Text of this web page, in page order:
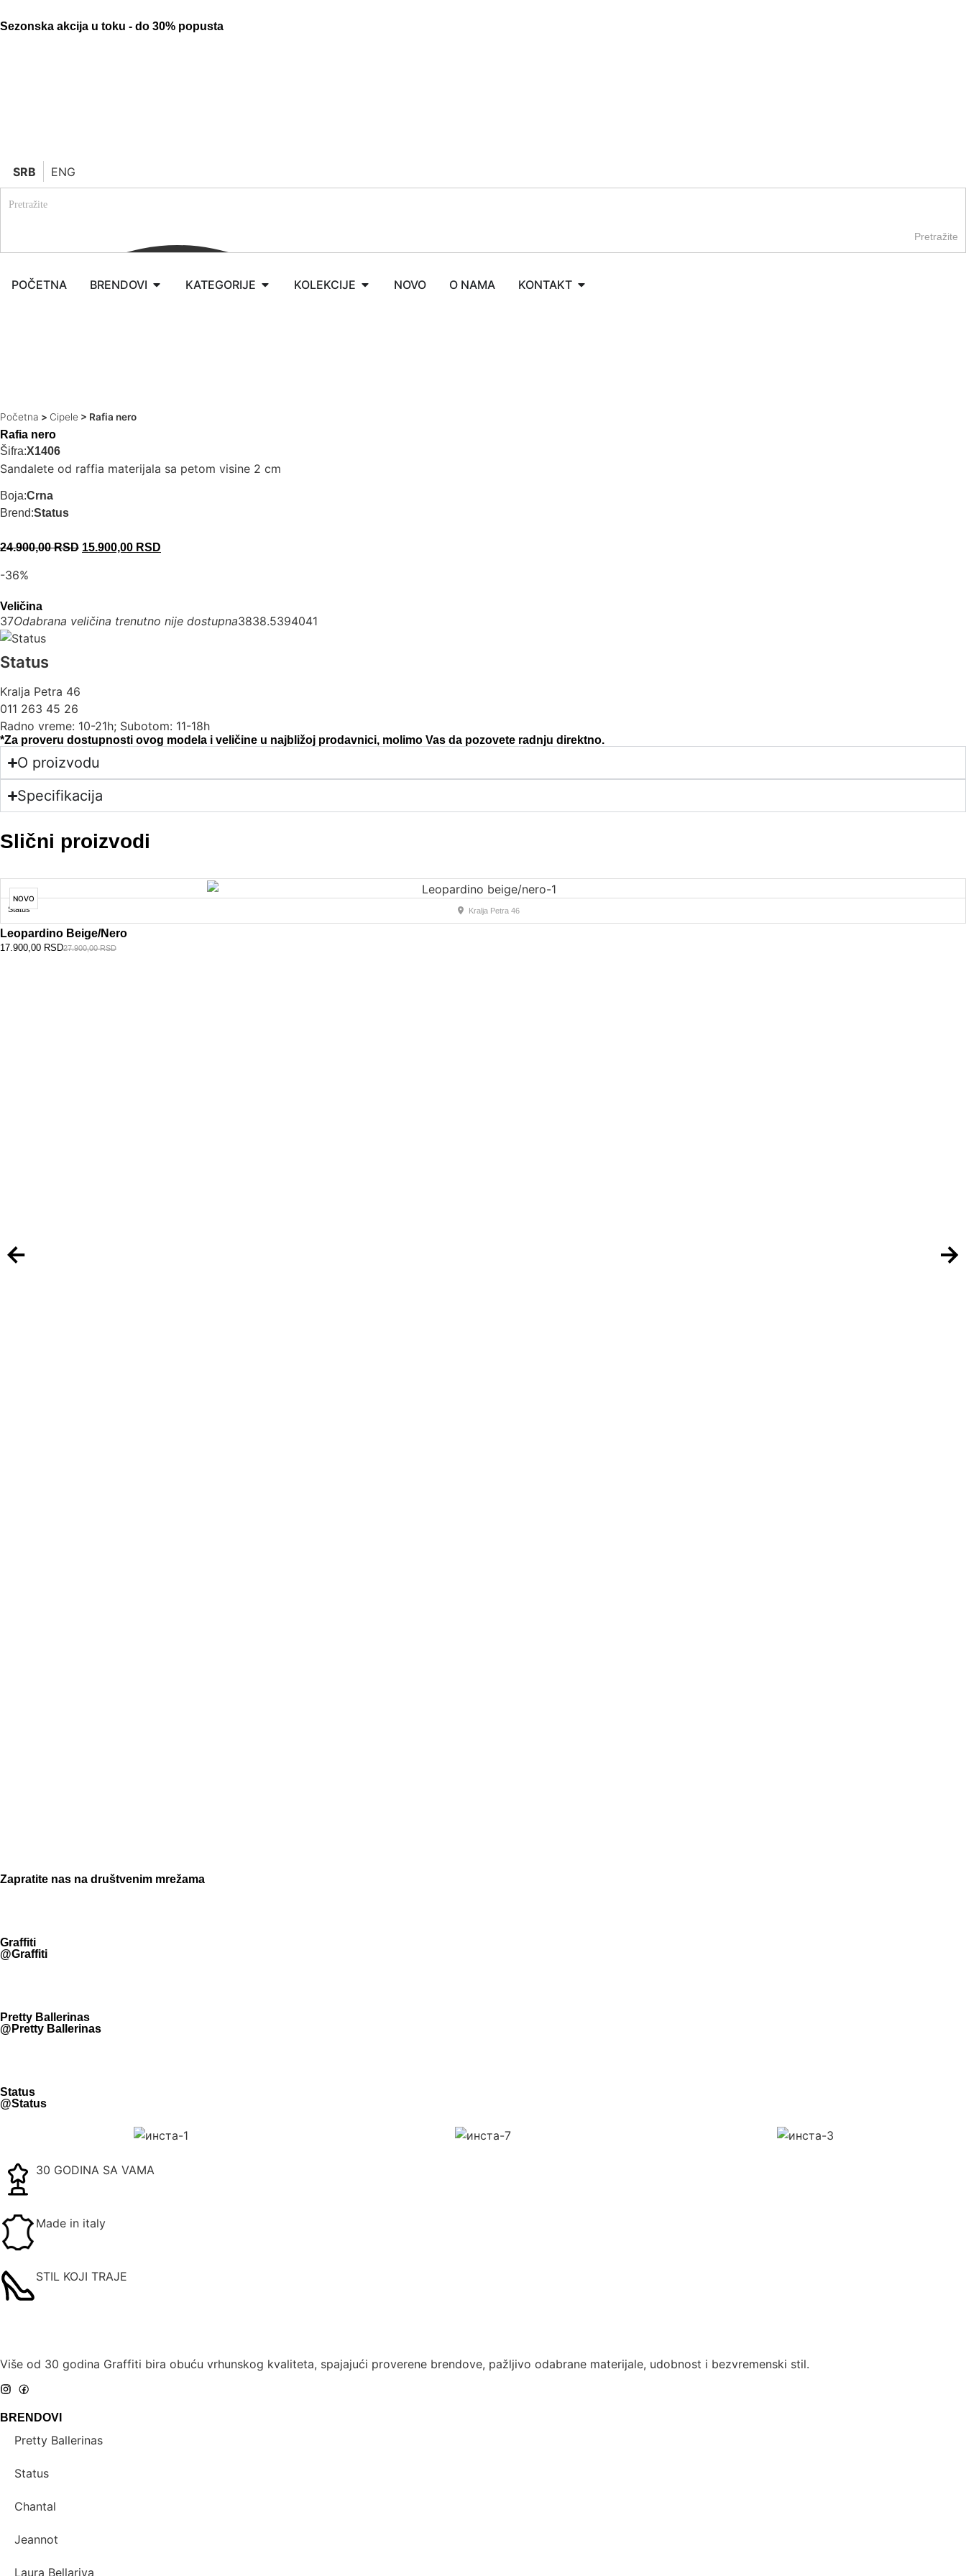
Sezonska akcija u toku - do 30% popusta
SRB ENG
Pretražite
POČETNA BRENDOVI KATEGORIJE KOLEKCIJE NOVO O NAMA KONTAKT
Početna > Cipele > Rafia nero
Rafia nero
Šifra:X1406
Sandalete od raffia materijala sa petom visine 2 cm
Boja:Crna
Brend:Status
24.900,00RSD 15.900,00 RSD
-36%
Veličina
37Odabrana veličina trenutno nije dostupna3838.5394041
Status
Kralja Petra 46
011 263 45 26
Radno vreme: 10-21h; Subotom: 11-18h
*Za proveru dostupnosti ovog modela i veličine u najbližoj prodavnici, molimo Vas da pozovete radnju direktno.
O proizvodu
Specifikacija
Slični proizvodi
NOVO
Status
Kralja Petra 46
Leopardino Beige/nero
27.900,00RSD
17.900,00 RSD
Zapratite nas na društvenim mrežama
Graffiti
@Graffiti
Pretty Ballerinas
@Pretty Ballerinas
Status
@Status
30 GODINA SA VAMA
Made in italy
STIL KOJI TRAJE
Više od 30 godina Graffiti bira obuću vrhunskog kvaliteta, spajajući proverene brendove, pažljivo odabrane materijale, udobnost i bezvremenski stil.
BRENDOVI
Pretty Ballerinas
Status
Chantal
Jeannot
Laura Bellariva